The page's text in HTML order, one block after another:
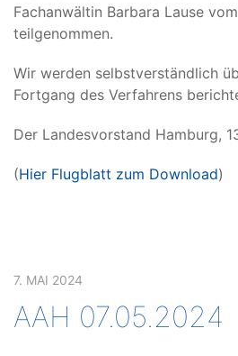
Fachanwältin Barbara Lause
teilgenommen.
Wir werden selbstverständlich
Fortgang des Verfahrens
Der Landesvorstand Hamburg,
(Hier Flugblatt zum Download)
7. MAI 2024
AAH 07.05.2024